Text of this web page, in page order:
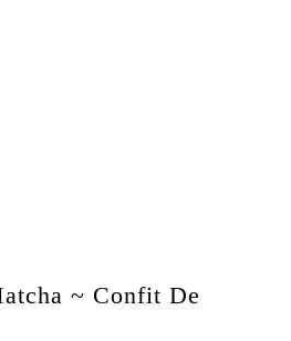
~ Confit De